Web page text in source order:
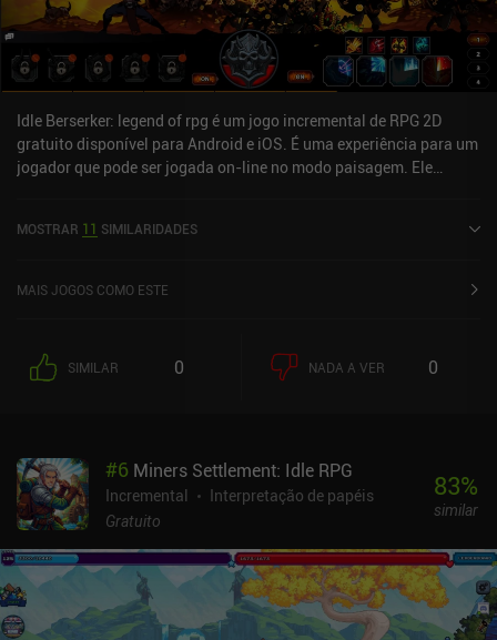
Idle Berserker: legend of rpg é um jogo incremental de RPG 2D
gratuito disponível para Android e iOS. É uma experiência para um
jogador que pode ser jogada on-line no modo paisagem. Ele
uma classificação atual de 4,4 de 5,0 no Google Play e 4,7 de 5,0 na
MOSTRAR 11 SIMILARIDADES
MAIS JOGOS COMO ESTE
SIMILAR 0 NADA A VER 0
#6 Miners Settlement: Idle RPG
Incremental
Interpretação de papéis
Gratuito
83%
similar